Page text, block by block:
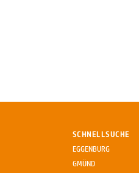
SCHNELLSUCHE
EGGENBURG
GMÜND